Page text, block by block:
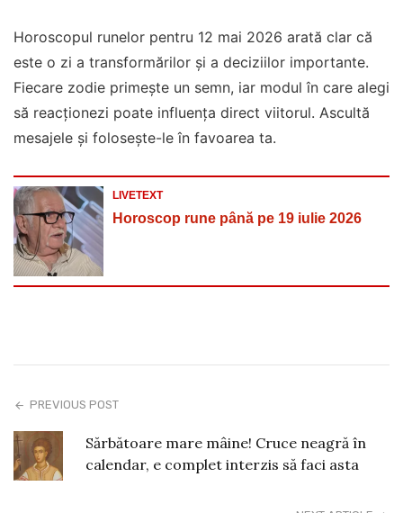
Horoscopul runelor pentru 12 mai 2026 arată clar că
este o zi a transformărilor și a deciziilor importante.
Fiecare zodie primește un semn, iar modul în care alegi
să reacționezi poate influența direct viitorul. Ascultă
mesajele și folosește-le în favoarea ta.
LIVETEXT
Horoscop rune până pe 19 iulie 2026
PREVIOUS POST
Sărbătoare mare mâine! Cruce neagră în
calendar, e complet interzis să faci asta